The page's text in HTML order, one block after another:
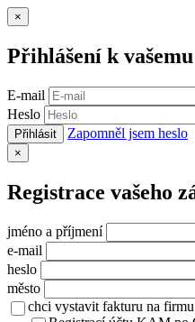
×
Přihlášení k
E-mail
Heslo
Přihlásit Zapomněl jsem heslo
×
Registrace vašeho
jméno a příjmení
e-mail
heslo
město
chci vystavit fakturu na firmu